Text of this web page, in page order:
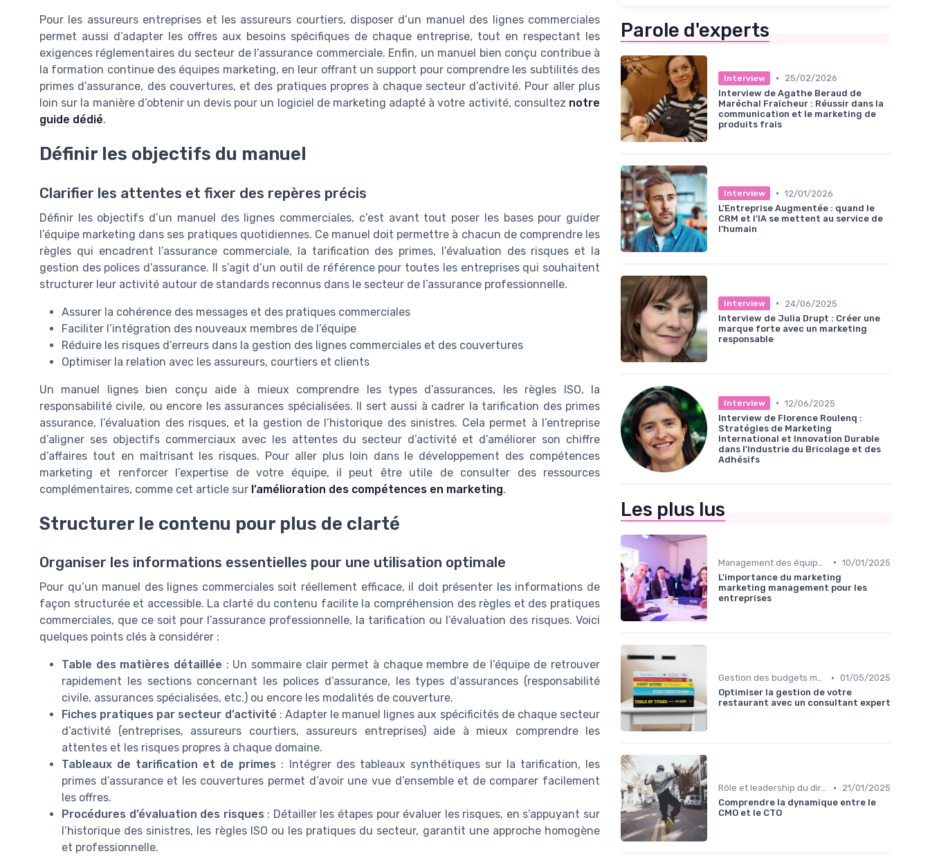
Pour les assureurs entreprises et les assureurs courtiers, disposer d’un manuel des lignes commerciales
permet aussi d’adapter les offres aux besoins spécifiques de chaque entreprise, tout en respectant les
exigences réglementaires du secteur de l’assurance commerciale. Enfin, un manuel bien conçu contribue à
la formation continue des équipes marketing, en leur offrant un support pour comprendre les subtilités des
primes d’assurance, des couvertures, et des pratiques propres à chaque secteur d’activité. Pour aller plus
loin sur la manière d’obtenir un devis pour un logiciel de marketing adapté à votre activité, consultez notre
guide dédié.
Définir les objectifs du manuel
Clarifier les attentes et fixer des repères précis
Définir les objectifs d’un manuel des lignes commerciales, c’est avant tout poser les bases pour guider
l’équipe marketing dans ses pratiques quotidiennes. Ce manuel doit permettre à chacun de comprendre les
règles qui encadrent l’assurance commerciale, la tarification des primes, l’évaluation des risques et la
gestion des polices d’assurance. Il s’agit d’un outil de référence pour toutes les entreprises qui souhaitent
structurer leur activité autour de standards reconnus dans le secteur de l’assurance professionnelle.
Assurer la cohérence des messages et des pratiques commerciales
Faciliter l’intégration des nouveaux membres de l’équipe
Réduire les risques d’erreurs dans la gestion des lignes commerciales et des couvertures
Optimiser la relation avec les assureurs, courtiers et clients
Un manuel lignes bien conçu aide à mieux comprendre les types d’assurances, les règles ISO, la
responsabilité civile, ou encore les assurances spécialisées. Il sert aussi à cadrer la tarification des primes
assurance, l’évaluation des risques, et la gestion de l’historique des sinistres. Cela permet à l’entreprise
d’aligner ses objectifs commerciaux avec les attentes du secteur d’activité et d’améliorer son chiffre
d’affaires tout en maîtrisant les risques. Pour aller plus loin dans le développement des compétences
marketing et renforcer l’expertise de votre équipe, il peut être utile de consulter des ressources
complémentaires, comme cet article sur l’amélioration des compétences en marketing.
Structurer le contenu pour plus de clarté
Organiser les informations essentielles pour une utilisation optimale
Pour qu’un manuel des lignes commerciales soit réellement efficace, il doit présenter les informations de
façon structurée et accessible. La clarté du contenu facilite la compréhension des règles et des pratiques
commerciales, que ce soit pour l’assurance professionnelle, la tarification ou l’évaluation des risques. Voici
quelques points clés à considérer :
Table des matières détaillée : Un sommaire clair permet à chaque membre de l’équipe de retrouver
rapidement les sections concernant les polices d’assurance, les types d’assurances (responsabilité
civile, assurances spécialisées, etc.) ou encore les modalités de couverture.
Fiches pratiques par secteur d’activité : Adapter le manuel lignes aux spécificités de chaque secteur
d’activité (entreprises, assureurs courtiers, assureurs entreprises) aide à mieux comprendre les
attentes et les risques propres à chaque domaine.
Tableaux de tarification et de primes : Intégrer des tableaux synthétiques sur la tarification, les
primes d’assurance et les couvertures permet d’avoir une vue d’ensemble et de comparer facilement
les offres.
Procédures d’évaluation des risques : Détailler les étapes pour évaluer les risques, en s’appuyant sur
l’historique des sinistres, les règles ISO ou les pratiques du secteur, garantit une approche homogène
et professionnelle.
Parole d'experts
Interview •
25/02/2026
Interview de Agathe Beraud de
Maréchal Fraîcheur : Réussir dans la
communication et le marketing de
produits frais
Interview • 12/01/2026
L'Entreprise Augmentée : quand le
CRM et l'IA se mettent au service de
l'humain
Interview •
24/06/2025
Interview de Julia Drupt : Créer une
marque forte avec un marketing
responsable
Interview • 12/06/2025
Interview de Florence Roulenq :
Stratégies de Marketing
International et Innovation Durable
dans l'Industrie du Bricolage et des
Adhésifs
Les plus lus
• 10/01/2025
L'importance du marketing
marketing management pour les
entreprises
Gestion des budgets marketing • 01/05/2025
Optimiser la gestion de votre
restaurant avec un consultant expert
Rôle et leadership du directeur marketing •
21/01/2025
Comprendre la dynamique entre le
CMO et le CTO